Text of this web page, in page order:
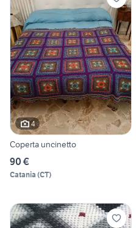
4
Coperta uncinetto
90 €
Catania (CT)